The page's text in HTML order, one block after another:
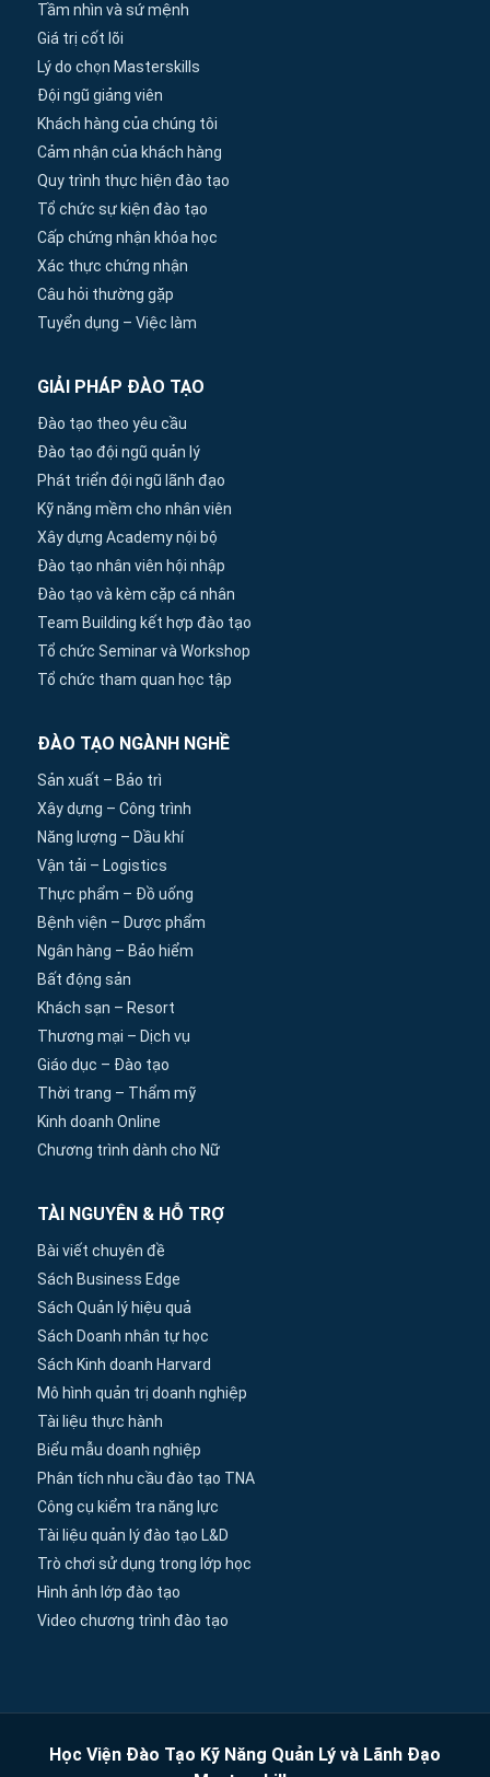
Tầm nhìn và sứ mệnh
Giá trị cốt lõi
Lý do chọn Masterskills
Đội ngũ giảng viên
Khách hàng của chúng tôi
Cảm nhận của khách hàng
Quy trình thực hiện đào tạo
Tổ chức sự kiện đào tạo
Cấp chứng nhận khóa học
Xác thực chứng nhận
Câu hỏi thường gặp
Tuyển dụng – Việc làm
GIẢI PHÁP ĐÀO TẠO
Đào tạo theo yêu cầu
Đào tạo đội ngũ quản lý
Phát triển đội ngũ lãnh đạo
Kỹ năng mềm cho nhân viên
Xây dựng Academy nội bộ
Đào tạo nhân viên hội nhập
Đào tạo và kèm cặp cá nhân
Team Building kết hợp đào tạo
Tổ chức Seminar và Workshop
Tổ chức tham quan học tập
ĐÀO TẠO NGÀNH NGHỀ
Sản xuất – Bảo trì
Xây dựng – Công trình
Năng lượng – Dầu khí
Vận tải – Logistics
Thực phẩm – Đồ uống
Bệnh viện – Dược phẩm
Ngân hàng – Bảo hiểm
Bất động sản
Khách sạn – Resort
Thương mại – Dịch vụ
Giáo dục – Đào tạo
Thời trang – Thẩm mỹ
Kinh doanh Online
Chương trình dành cho Nữ
TÀI NGUYÊN & HỖ TRỢ
Bài viết chuyên đề
Sách Business Edge
Sách Quản lý hiệu quả
Sách Doanh nhân tự học
Sách Kinh doanh Harvard
Mô hình quản trị doanh nghiệp
Tài liệu thực hành
Biểu mẫu doanh nghiệp
Phân tích nhu cầu đào tạo TNA
Công cụ kiểm tra năng lực
Tài liệu quản lý đào tạo L&D
Trò chơi sử dụng trong lớp học
Hình ảnh lớp đào tạo
Video chương trình đào tạo
Học Viện Đào Tạo Kỹ Năng Quản Lý và Lãnh Đạo